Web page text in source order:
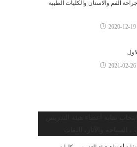
الفم والاسنان والكليات الطبية
2020-12-19
2021-02-26